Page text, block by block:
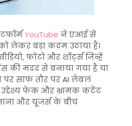
YouTube ने एआई से
लेकर बड़ा कदम उठाया है।
फोटो और शॉर्ट्स जिन्हें
की मदद से बनाया गया है या
पर साफ तौर पर AI लेबल
उद्देश्य फेक और भ्रामक कंटेंट
और यूजर्स के बीच